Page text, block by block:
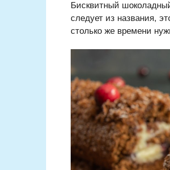
Бисквитный
следует из названия,
столько же времени